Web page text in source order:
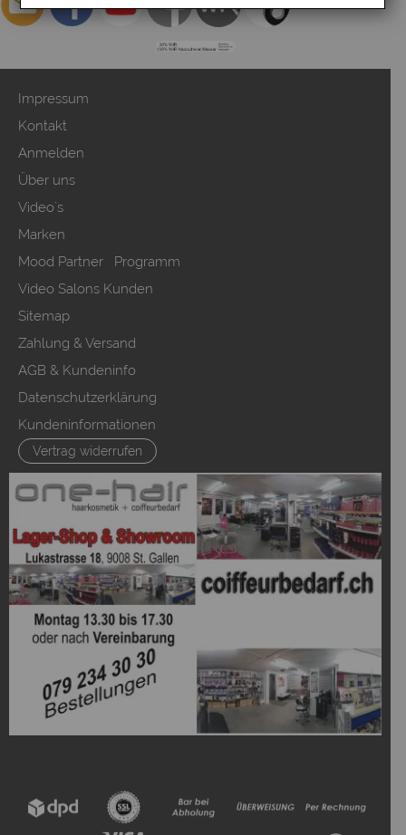
Impressum
Kontakt
Anmelden
Über uns
Video`s
Marken
Mood Partner Programm
Video Salons Kunden
Sitemap
Zahlung & Versand
AGB & Kundeninfo
Datenschutzerklärung
Kundeninformationen
Vertrag widerrufen